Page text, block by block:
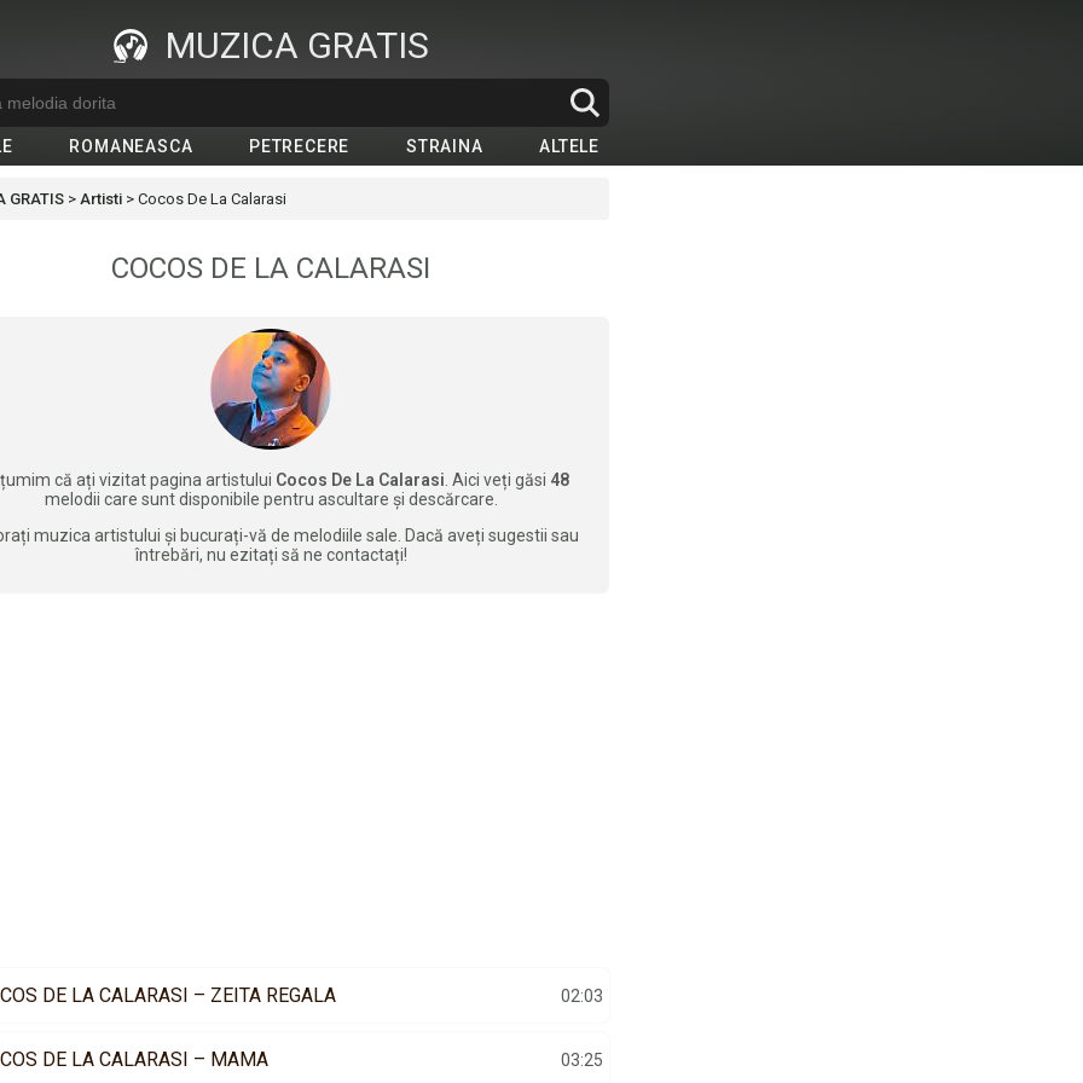
MUZICA GRATIS
ROMANEASCA PETRECERE STRAINA ALTELE
GRATIS > Artisti > Cocos De La Calarasi
COCOS DE LA CALARASI
că ați vizitat pagina artistului Cocos De La Calarasi . Aici veți găsi 48
melodii care sunt disponibile pentru ascultare și descărcare.
muzica artistului și bucurați-vă de melodiile sale. Dacă aveți sugestii sau
întrebări, nu ezitați să ne contactați!
DE LA CALARASI – ZEITA REGALA 02:03
DE LA CALARASI – MAMA 03:25